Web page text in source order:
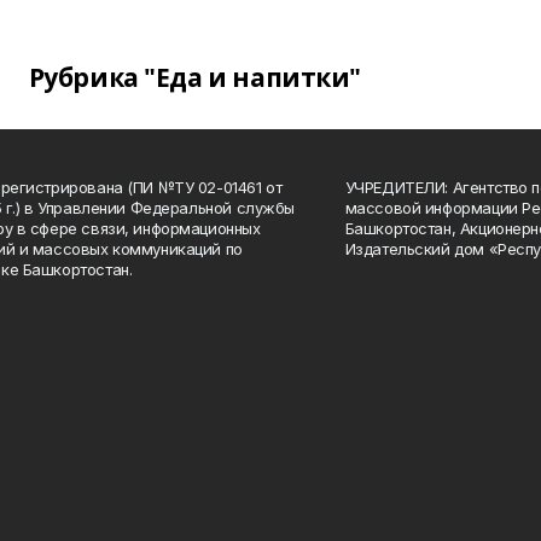
Рубрика "Еда и напитки"
(ПИ №ТУ 02-01461 от
г.) в Управлении Федеральной службы
в сфере связи, информационных
и массовых коммуникаций по
Башкортостан.
УЧРЕДИТЕЛИ: Агентство
массовой информации
Башкортостан,
Издательский дом